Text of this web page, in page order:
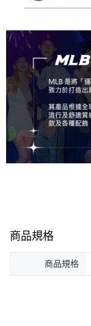
商品規格
商品規格